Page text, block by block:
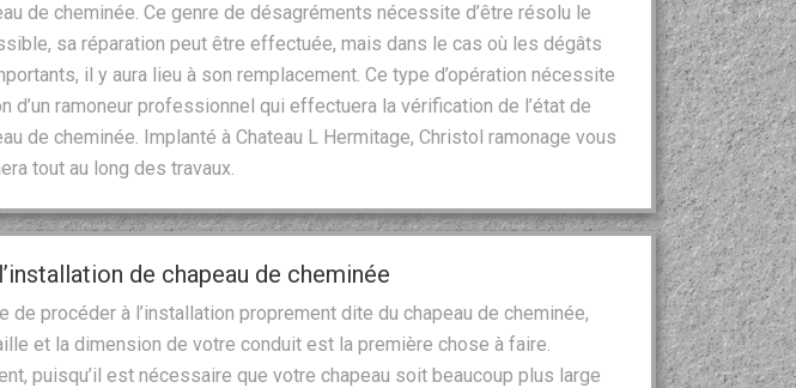
de cheminée. Ce genre de désagréments nécessite d’être résolu le
sa réparation peut être effectuée, mais dans le cas où les dégâts
il y aura lieu à son remplacement. Ce type d’opération nécessite
d’un ramoneur professionnel qui effectuera la vérification de l’état de
de cheminée. Implanté à Chateau L Hermitage, Christol ramonage vous
tout au long des travaux.
de chapeau de cheminée
de procéder à l’installation proprement dite du chapeau de cheminée,
et la dimension de votre conduit est la première chose à faire.
puisqu’il est nécessaire que votre chapeau soit beaucoup plus large